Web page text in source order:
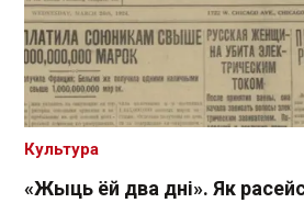
«Жыць ёй два дні». Як
Культура